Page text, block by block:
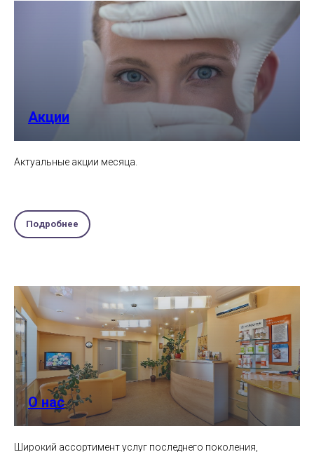
Акции
Актуальные акции месяца.
Подробнее
О нас
Широкий ассортимент услуг последнего поколения,